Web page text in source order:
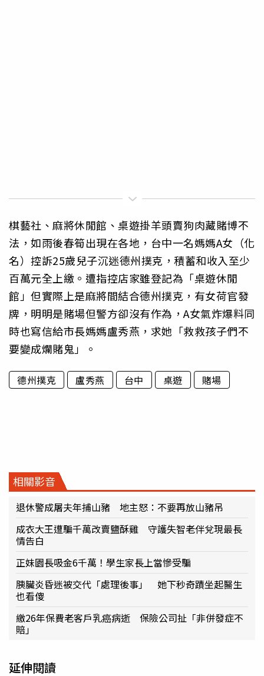
棋藝社、麻將休閒館、桌遊掛羊頭賣狗肉藏賭博不
法，如雨後春筍出現在各地，台中一名媽媽A女（化
名）控訴25歲兒子沉迷德州撲克，積蓄和收入至少
百萬元全上繳。遭指控店家雖登記為「桌遊休閒
館」但實際上是麻將間結合德州撲克，有女荷官發
牌，明明是賭場但警方卻沒有作為，A女氣炸爆料同
時也寫信給市長媽媽盧秀燕，求她「救救孩子們不
要變成爛賭鬼」。
德州撲克 盧秀燕 台中 桌遊 賭場
相關影音
退休警成屠夫年捕山豬 地主怒：不要再放山豬吊
成衣大王遭騙千萬改賣鹽酥雞 守護失智老伴兌現最長
情告白
正妹園長吸金6千萬！學生家長上當慘受騙
胰臟炎昏迷被交代「處理後事」 她下秒奇蹟坐起醫生
也看傻
繳26年保費老客戶乳癌病逝 保險公司扯「非併發症不
賠」
延伸閱讀